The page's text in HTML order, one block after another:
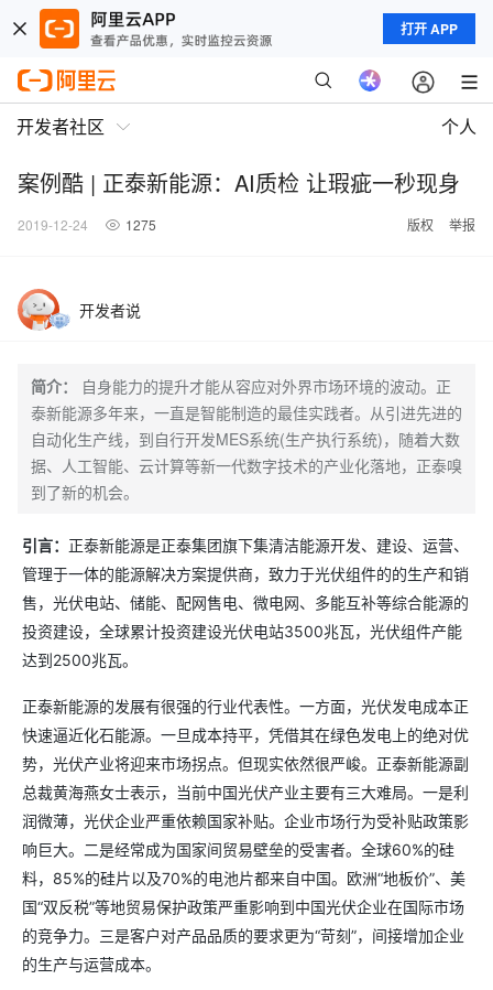
打开 APP
开发者社区 个人
案例酷 | 正泰新能源：AI质检 让瑕疵一秒现身
2019-12-24 1275 版权 举报
开发者说
简介：
自身能力的提升才能从容应对外界市场环境的波动。正
泰新能源多年来，一直是智能制造的最佳实践者。从引进先进的
自动化生产线，到自行开发MES系统(生产执行系统)，随着大数
据、人工智能、云计算等新一代数字技术的产业化落地，正泰嗅
到了新的机会。
引言： 正泰新能源是正泰集团旗下集清洁能源开发、建设、运营、
管理于一体的能源解决方案提供商，致力于光伏组件的的生产和销
售，光伏电站、储能、配网售电、微电网、多能互补等综合能源的
投资建设，全球累计投资建设光伏电站3500兆瓦，光伏组件产能
达到2500兆瓦。
正泰新能源的发展有很强的行业代表性。一方面，光伏发电成本正
快速逼近化石能源。一旦成本持平，凭借其在绿色发电上的绝对优
势，光伏产业将迎来市场拐点。但现实依然很严峻。正泰新能源副
总裁黄海燕女士表示，当前中国光伏产业主要有三大难局。一是利
润微薄，光伏企业严重依赖国家补贴。企业市场行为受补贴政策影
响巨大。二是经常成为国家间贸易壁垒的受害者。全球60%的硅
料，85%的硅片以及70%的电池片都来自中国。欧洲“地板价”、美
国“双反税”等地贸易保护政策严重影响到中国光伏企业在国际市场
的竞争力。三是客户对产品品质的要求更为“苛刻”，间接增加企业
的生产与运营成本。